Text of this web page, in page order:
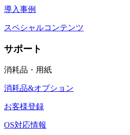
導入事例
スペシャルコンテンツ
サポート
消耗品・用紙
消耗品&オプション
お客様登録
OS対応情報